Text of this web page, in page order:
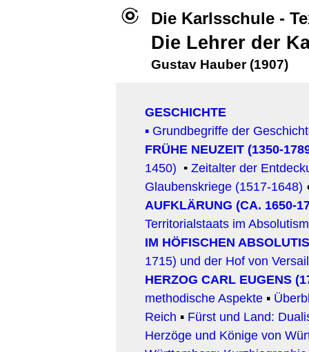
Die Karlsschule -
Die Lehrer der
Gustav Hauber (1907)
GESCHICHTE
▪ Grundbegriffe der
FRÜHE NEUZEIT (1350-
1450) ▪ Zeitalter der
Glaubenskriege (1517-1648)
AUFKLÄRUNG (CA. 1650-
Territorialstaats im
IM HÖFISCHEN
1715) und der Hof von
HERZOG CARL EUGENS
methodische Aspekte ▪
Reich ▪ Fürst und Land:
Herzöge und Könige von